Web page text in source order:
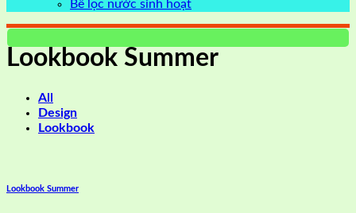
Bể lọc nước sinh hoạt
Lookbook Summer
All
Design
Lookbook
Lookbook Summer